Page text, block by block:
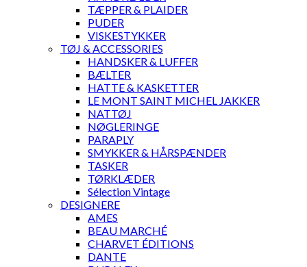
TÆPPER & PLAIDER
PUDER
VISKESTYKKER
TØJ & ACCESSORIES
HANDSKER & LUFFER
BÆLTER
HATTE & KASKETTER
LE MONT SAINT MICHEL JAKKER
NATTØJ
NØGLERINGE
PARAPLY
SMYKKER & HÅRSPÆNDER
TASKER
TØRKLÆDER
Sélection Vintage
DESIGNERE
AMES
BEAU MARCHÉ
CHARVET ÉDITIONS
DANTE